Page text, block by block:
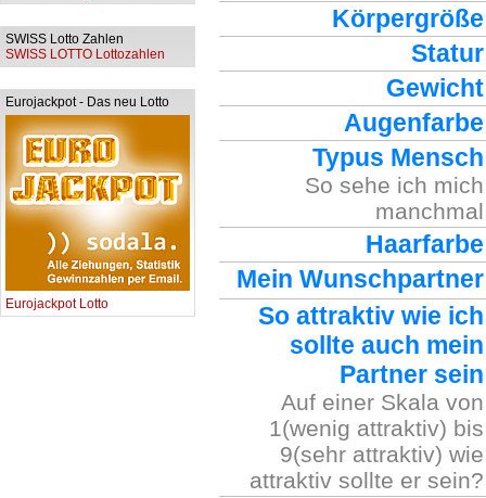
SWISS Lotto Zahlen
SWISS LOTTO Lottozahlen
Eurojackpot - Das neu Lotto
Eurojackpot Lotto
Körpergröße
Statur
Gewicht
Augenfarbe
Typus Mensch
So sehe ich mich
manchmal
Haarfarbe
Mein Wunschpartner
So attraktiv wie ich
sollte auch mein
Partner sein
Auf einer Skala von
1(wenig attraktiv) bis
9(sehr attraktiv) wie
attraktiv sollte er sein?